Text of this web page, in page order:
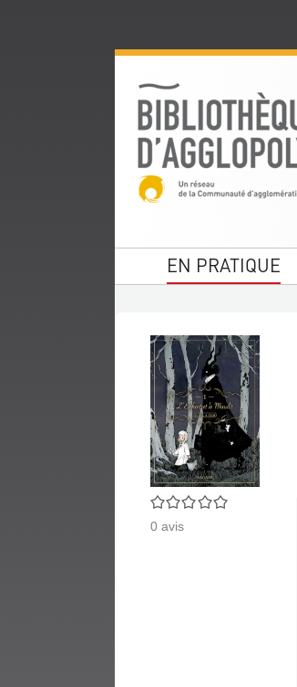
menu
contenu
la
EN PRATIQUE
0/5
0 avis